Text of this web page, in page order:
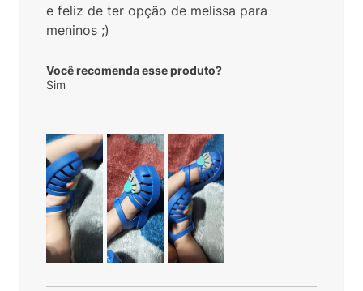
e feliz de ter opção de melissa para
meninos ;)
Você recomenda esse produto?
Sim